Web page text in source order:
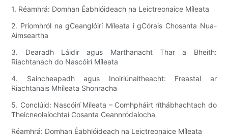
1. Réamhrá: Domhan Éabhlóideach na Leictreonaice Míleata
2. Príomhról na gCeanglóirí Míleata i gCórais Chosanta Nua-
Aimseartha
3. Dearadh Láidir agus Marthanacht Thar a Bheith:
Riachtanach do Nascóirí Míleata
4. Saincheapadh agus Inoiriúnaitheacht: Freastal ar
Riachtanais Mhíleata Shonracha
5. Conclúid: Nascóirí Míleata – Comhpháirt ríthábhachtach do
Theicneolaíochtaí Cosanta Ceannródaíocha
Réamhrá: Domhan Éabhlóideach na Leictreonaice Míleata